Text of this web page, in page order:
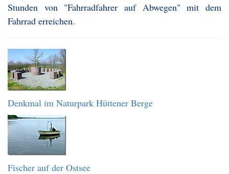
Stunden von "Fahrradfahrer auf Abwegen" mit dem
Fahrrad erreichen.
Denkmal im Naturpark Hüttener Berge
Fischer auf der Ostsee